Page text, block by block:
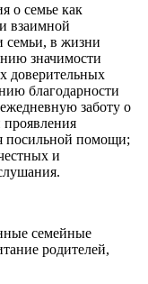
о семье как
взаимной
семьи, в жизни
значимости
доверительных
благодарности
заботу о
посильной помощи;
и
семейные
родителей,